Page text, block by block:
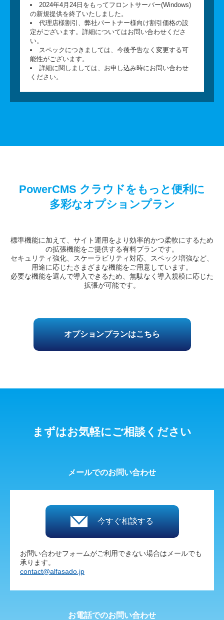
2024年4月24日をもってフロントサーバー(Windows)
の新規提供を終了いたしました。
代理店様割引、弊社パートナー様向け割引価格の設
定がございます。詳細についてはお問い合わせくださ
い。
スペックにつきましては、今後予告なく変更する可
能性がございます。
詳細に関しましては、お申し込み時にお問い合わせ
ください。
PowerCMS クラウドをもっと便利に
多彩なオプションプラン
標準機能に加えて、サイト運用をより効率的かつ柔軟にするため
の拡張機能をご提供する有料プランです。
セキュリティ強化、スケーラビリティ対応、スペック増強など、
用途に応じたさまざまな機能をご用意しています。
必要な機能を選んで導入できるため、無駄なく導入規模に応じた
拡張が可能です。
オプションプランはこちら
まずはお気軽にご相談ください
メールでのお問い合わせ
今すぐ相談する
お問い合わせフォームがご利用できない場合はメールでも
承ります。
contact@alfasado.jp
お電話でのお問い合わせ